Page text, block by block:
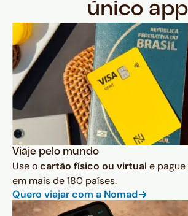
único app
Viaje pelo mundo
Use ocartão físico ou virtual e
em mais de 180 países.
Quero viajar com a Nomad